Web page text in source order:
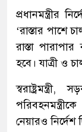
প্রধানমন্ত্রীর
‘রাস্তার পাশে
রাস্তা
হবে। যাত্রী ও
নেয়ারও নির্দেশ